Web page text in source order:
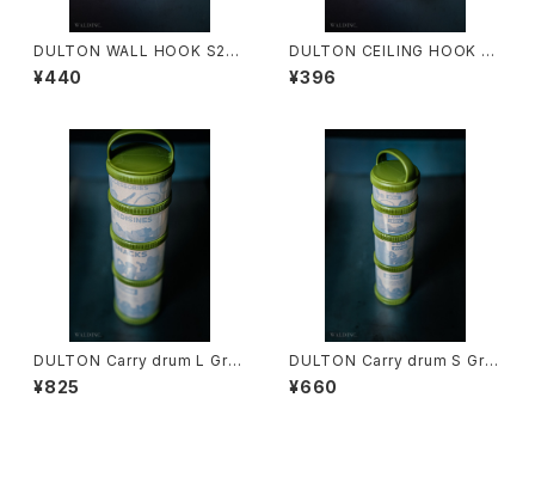
DULTON WALL HOOK S255
-92ABK
¥440
DULTON CEILING HOOK 6
0 S355-89ABK
¥396
DULTON Carry drum L Gre
en
¥825
DULTON Carry drum S Gre
en
¥660